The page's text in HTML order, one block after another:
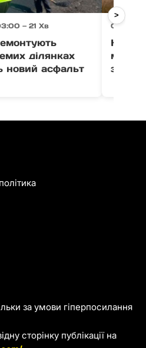
— 21 Хв
ділянках
новий асфальт
09
На
>
за умови гіперпосилання
сторінку публікації на